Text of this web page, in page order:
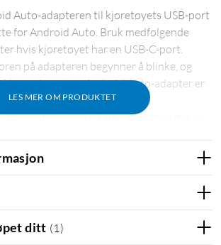
LES MER OM PRODUKTET
Auto-adapteren til kjøretøyets USB-port
for Android Auto. Bruk medfølgende
hvis kjøretøyet har en USB-C-port.
på adapteren begynner å blinke, og
viser at en Android Auto-adapter er
må parkobles.
innstillingene på smartenheten din og
skjerm, stemmer overens med koden som
din.
slutter å blinke når parkoblingen er
vil tillate bruk av Android Auto når
tillatelse vises på smartenheten din.
ditt (1 )